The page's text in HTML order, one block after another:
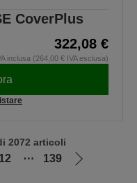
CoverPlus
322,08 €
inclusa (264,00 € IVA esclusa)
12 ⋯ 139
Vai
2072 articoli